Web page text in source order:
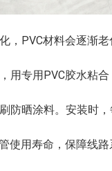
，PVC材料会逐渐
用专用PVC胶水粘
防晒涂料。安装时
使用寿命，保障线